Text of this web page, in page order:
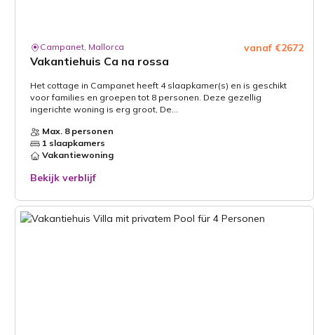
Campanet, Mallorca
Vakantiehuis Ca na rossa
vanaf €2672
Het cottage in Campanet heeft 4 slaapkamer(s) en is geschikt
voor families en groepen tot 8 personen. Deze gezellig
ingerichte woning is erg groot, De...
Max. 8 personen
1 slaapkamers
Vakantiewoning
Bekijk verblijf